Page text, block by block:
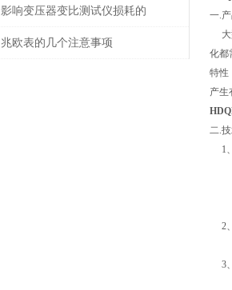
吗？
影响变压器变比测试仪损耗的
主要因素是什么？
兆欧表的几个注意事项
一.产
大
化都
特性
产生
二.
1
回
回
回
2
对
3
装